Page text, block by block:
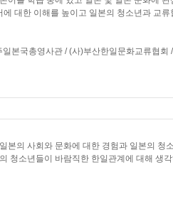
대한 이해를 높이고 일본의 청소년과 교
본국총영사관 / (사)부산한일문화교류협회
본의 사회와 문화에 대한 경험과 일본의 청
청소년들이 바람직한 한일관계에 대해 생